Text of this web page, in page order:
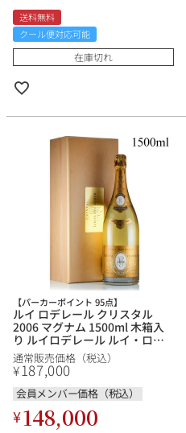
送料無料
クール便対応可能
在庫切れ
【パーカーポイント 95点】
ルイ ロデレール クリスタル
2006 マグナム 1500ml 木箱入
り ルイロデレール ルイ・ロデ
レール Louis Roederer Cristal
フランス シャンパン シャンパ
ーニュ
通常販売価格（税込）
¥187,000
会員メンバー価格（税込）
¥148,000